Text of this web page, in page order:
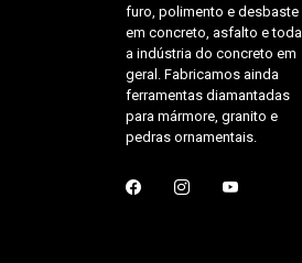
furo, polimento e desbaste
em concreto, asfalto e toda
a indústria do concreto em
geral. Fabricamos ainda
ferramentas diamantadas
para mármore, granito e
pedras ornamentais.